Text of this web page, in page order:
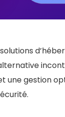
une gestion